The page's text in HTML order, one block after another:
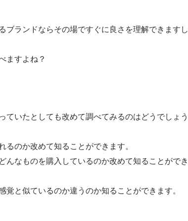
ブランドならその場ですぐに良さを理解できますし
ますよね？
ていたとしても改めて調べてみるのはどうでしょう
のか改めて知ることができます。
んなものを購入しているのか改めて知ることができ
と似ているのか違うのか知ることができます。